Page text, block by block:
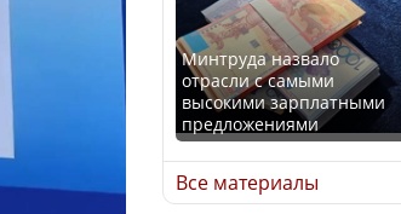
Минтруда назвало
отрасли с самыми
высокими зарплатными
предложениями
Все материалы